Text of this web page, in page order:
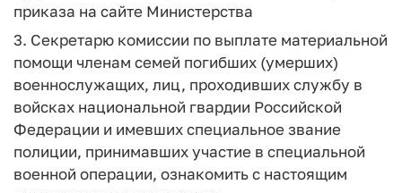
приказа на сайте Министерства
3. Секретарю комиссии по выплате материальной
помощи членам семей погибших (умерших)
военнослужащих, лиц, проходивших службу в
войсках национальной гвардии Российской
Федерации и имевших специальное звание
полиции, принимавших участие в специальной
военной операции, ознакомить с настоящим